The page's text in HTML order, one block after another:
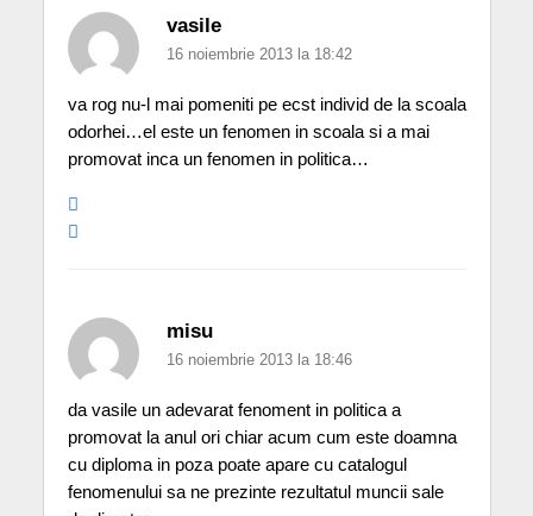
vasile
16 noiembrie 2013 la 18:42
va rog nu-l mai pomeniti pe ecst individ de la scoala
odorhei…el este un fenomen in scoala si a mai
promovat inca un fenomen in politica…
misu
16 noiembrie 2013 la 18:46
da vasile un adevarat fenoment in politica a
promovat la anul ori chiar acum cum este doamna
cu diploma in poza poate apare cu catalogul
fenomenului sa ne prezinte rezultatul muncii sale